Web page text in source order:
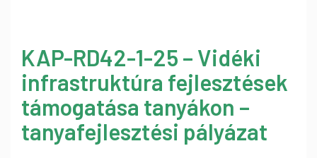
KAP-RD42-1-25 – Vidéki
infrastruktúra fejlesztések
támogatása tanyákon –
tanyafejlesztési pályázat